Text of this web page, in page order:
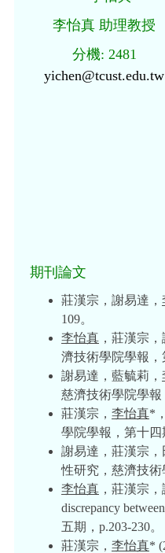
李怡真 助理教授
分機: 2481
yichen@tcust.edu.tw
期刊論文
莊漢宗，謝易達，
109。
李怡真 ，莊漢宗
濟技術學院學報，
謝易達，藍毓莉，
慈濟技術學院學報
莊漢宗， 李怡真*
學院學報，第十四
謝易達，莊漢宗，
性研究，慈濟技術
李怡真 ，莊漢宗
discrepancy
五期，p.203-230。
莊漢宗， 李怡真*